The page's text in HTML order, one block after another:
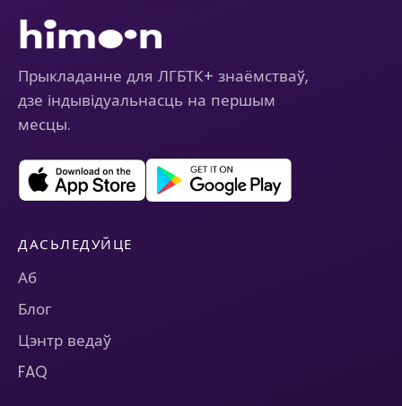
Прыкладанне для ЛГБТК+ знаёмстваў,
дзе індывідуальнасць на першым
месцы.
ДАСЬЛЕДУЙЦЕ
Аб
Блог
Цэнтр ведаў
FAQ